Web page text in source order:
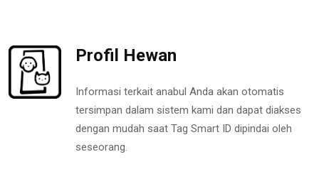
Profil Hewan
Informasi terkait anabul Anda akan otomatis
tersimpan dalam sistem kami dan dapat diakses
dengan mudah saat Tag Smart ID dipindai oleh
seseorang.